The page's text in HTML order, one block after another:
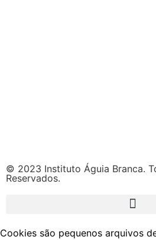
© 2023 Instituto Águia Branca.
Reservados.
Cookies são pequenos arquivos